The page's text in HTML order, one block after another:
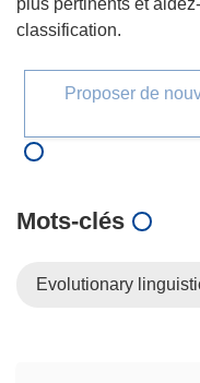
plus pertinents et
classification.
Proposer de
Mots‑clés
Evolutionary